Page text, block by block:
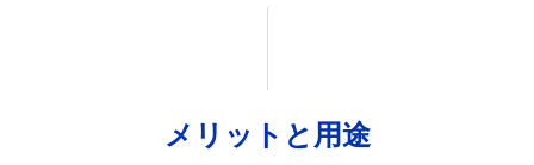
メリットと用途